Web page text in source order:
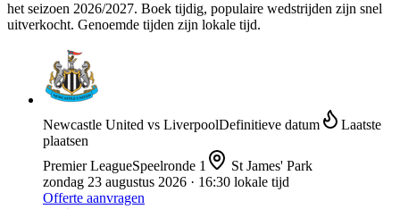
het seizoen 2026/2027. Boek tijdig, populaire wedstrijden zijn snel
uitverkocht. Genoemde tijden zijn lokale tijd.
Newcastle United vs LiverpoolDefinitieve datum
Laatste
plaatsen
Premier LeagueSpeelronde 1
St James' Park
zondag 23 augustus 2026 · 16:30 lokale tijd
Offerte aanvragen